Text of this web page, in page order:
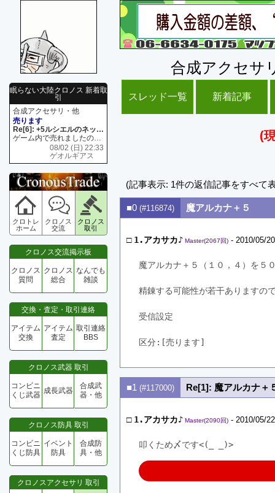
眠らない大陸クロノス 新着取
引
合成アクセサリ・他
売ります
Re[6]: +5ルシエルのネックレス
ゲーム内で売れましたので 在庫がネク1 リング4 となります リングのお値段は80G といたします
08/02 (日) 22:33
ゲオルギアス
クロトレ
ホーム
クロノス
交流
クロノス
取引
クロノス交流掲示板
クロノス
質問
クロノス
総合
なんでも
雑談
交換・査定・取引連絡
アイテム
交換
アイテム
査定
取引連絡
BBS
クロノス武器 取引
コンビニ
くじ武器 成長武器
合成武
器・他
クロノス防具 取引
コンビニ
くじ防具
イベント
防具
合成防
具・他
クロノスアクセサリ 取引
合成アクセサ
スレッド一覧 新着記事
(
(記事表示: 1件の返信記事をすべて
■0 (#116874) 魔アルカナ＋５
□ 1.アカサカ♪ Master(2067回) - 2010/05/
魔アルカナ＋５（１０，４）を５
精錬する可能性が若干ありますの
受信設定
区分:[売ります]
■1 (#117000) Re[1]: 魔アルカナ＋
□ 1.アカサカ♪ Master(2090回) - 2010/05/
叩くため〆です<(_ _)>